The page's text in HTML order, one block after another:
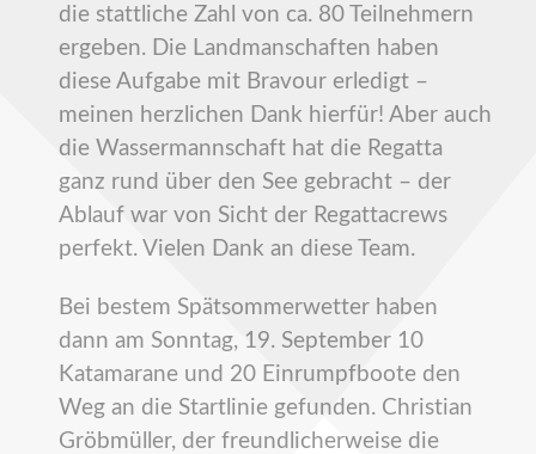
die stattliche Zahl von ca. 80 Teilnehmern
ergeben. Die Landmanschaften haben
diese Aufgabe mit Bravour erledigt –
meinen herzlichen Dank hierfür! Aber auch
die Wassermannschaft hat die Regatta
ganz rund über den See gebracht – der
Ablauf war von Sicht der Regattacrews
perfekt. Vielen Dank an diese Team.
Bei bestem Spätsommerwetter haben
dann am Sonntag, 19. September 10
Katamarane und 20 Einrumpfboote den
Weg an die Startlinie gefunden. Christian
Gröbmüller, der freundlicherweise die